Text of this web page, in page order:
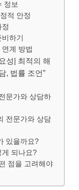
정보
적 안정
하기
계 방법
성| 최적의 해
, 법률 조언”
문가와 상담하
전문가와 상담
있을까요?
게 되나요?
점을 고려해야